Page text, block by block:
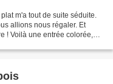
m'a tout de suite séduite.
allions nous régaler. Et
! Voilà une entrée colorée,